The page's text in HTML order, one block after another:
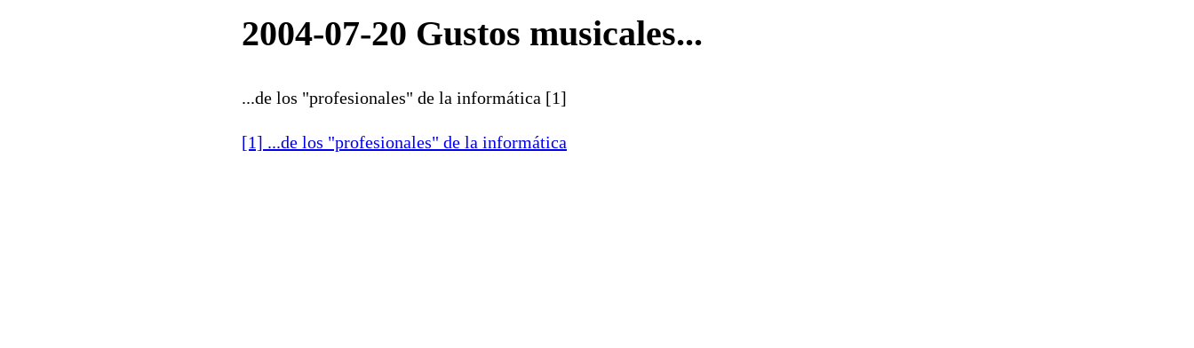
2004-07-20 Gustos musicales...
...de los "profesionales" de la informática [1]
[1] ...de los "profesionales" de la informática